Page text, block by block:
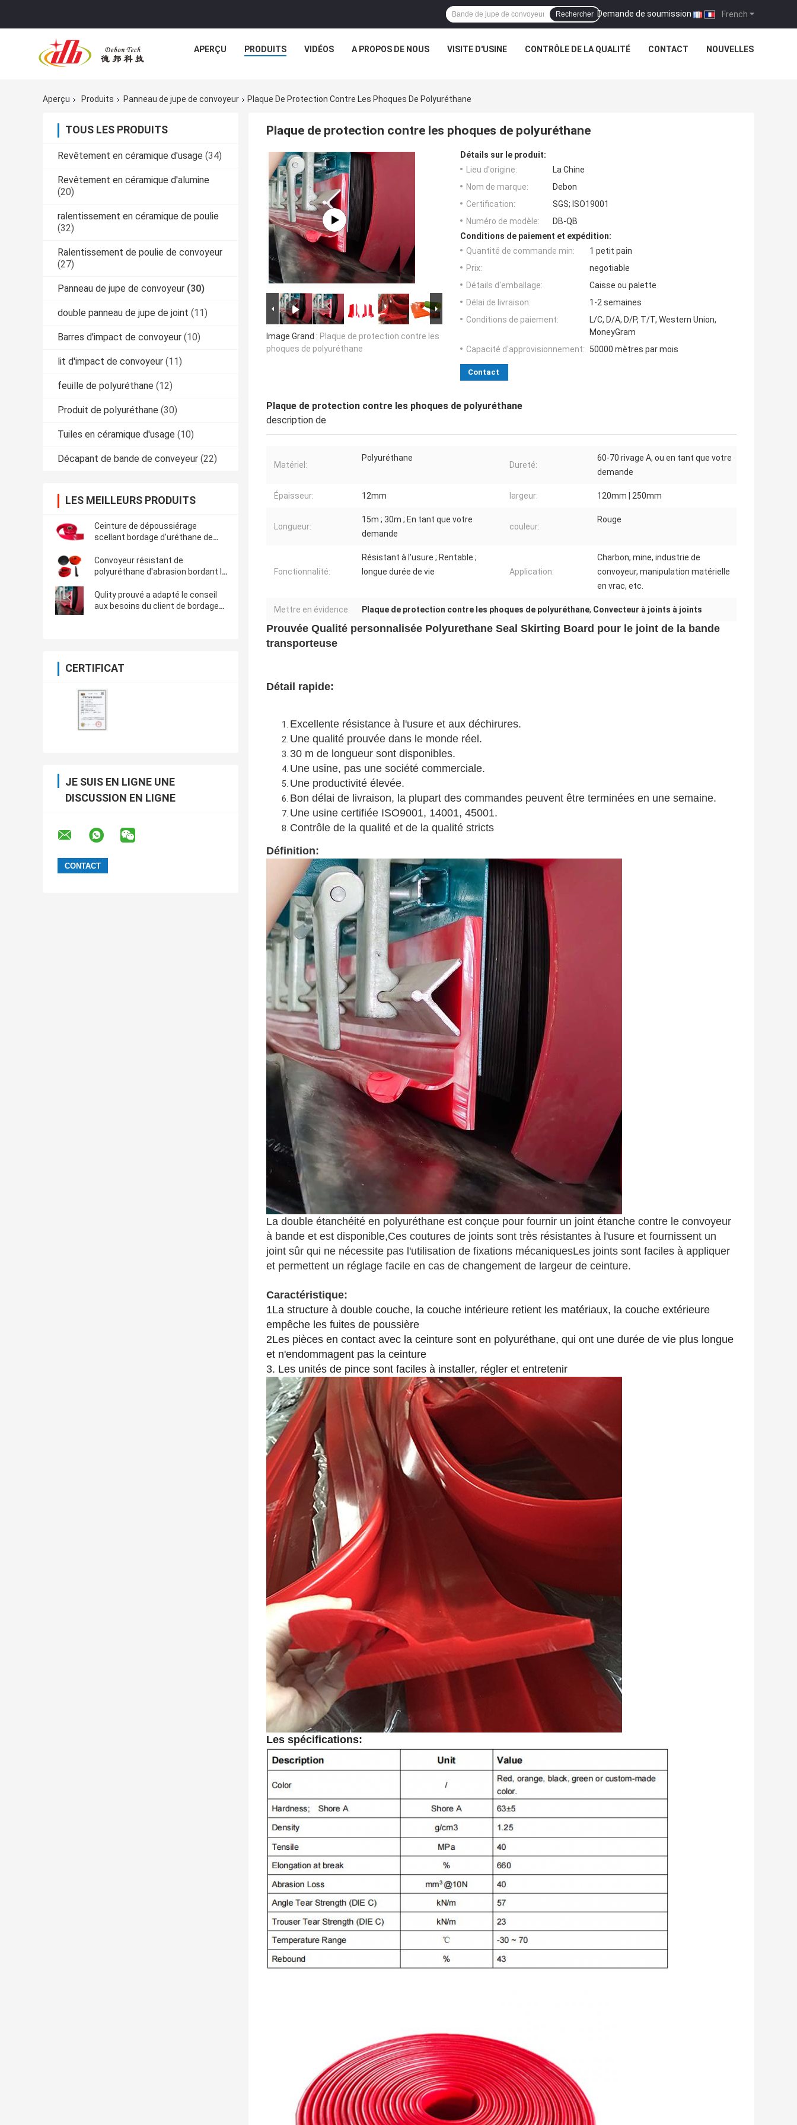
French
Demande de soumission |
Rechercher
APERÇU PRODUITS VIDÉOS A PROPOS DE NOUS VISITE D'USINE CONTRÔLE DE LA QUALITÉ CONTACT NOUVELLES
Aperçu Produits Panneau de jupe de convoyeur Plaque De Protection Contre Les Phoques De Polyuréthane
TOUS LES PRODUITS
Revêtement en céramique d'usage (34)
Revêtement en céramique d'alumine
(20)
ralentissement en céramique de poulie
(32)
Ralentissement de poulie de convoyeur
(27)
Panneau de jupe de convoyeur (30)
double panneau de jupe de joint (11)
Barres d'impact de convoyeur (10)
lit d'impact de convoyeur (11)
feuille de polyuréthane (12)
Produit de polyuréthane (30)
Tuiles en céramique d'usage (10)
Décapant de bande de conveyeur (22)
LES MEILLEURS PRODUITS
Ceinture de dépoussiérage
scellant bordage d'uréthane de
polyuréthane de convoyeur de
Skirtboard le poly
Convoyeur résistant de
polyuréthane d'abrasion bordant le
de conveyeur
Qulity prouvé a adapté le conseil
aux besoins du client de bordage
CERTIFICAT
JE SUIS EN LIGNE UNE
DISCUSSION EN LIGNE
Plaque de protection contre les phoques de polyuréthane
Image Grand : Plaque de protection contre les
phoques de polyuréthane
Détails sur le produit:
Lieu d'origine:
La Chine
Nom de marque:
Debon
Certification:
SGS; ISO19001
Numéro de modèle:
DB-QB
Conditions de paiement et expédition:
Quantité de commande min:
1 petit pain
Prix:
negotiable
Détails d'emballage:
Caisse ou palette
Délai de livraison:
1-2 semaines
Conditions de paiement:
L/C, D/A, D/P, T/T, Western Union,
MoneyGram
Capacité d'approvisionnement:
50000 mètres par mois
Contact
Plaque de protection contre les phoques de polyuréthane
description de
Matériel:
Polyuréthane
Dureté:
60-70 rivage A, ou en tant que votre
demande
Épaisseur: 12mm largeur: 120mm | 250mm
Longueur:
15m ; 30m ; En tant que votre
demande
couleur:
Rouge
Fonctionnalité:
Résistant à l'usure ; Rentable ;
longue durée de vie
Application:
Charbon, mine, industrie de
convoyeur, manipulation matérielle
en vrac, etc.
Mettre en évidence: Plaque de protection contre les phoques de polyuréthane, Convecteur à joints à joints
Prouvée Qualité personnalisée Polyurethane Seal Skirting Board pour le joint de la bande
transporteuse
Détail rapide:
Excellente résistance à l'usure et aux déchirures.
Une qualité prouvée dans le monde réel.
30 m de longueur sont disponibles.
Une usine, pas une société commerciale.
Une productivité élevée.
Bon délai de livraison, la plupart des commandes peuvent être terminées en une semaine.
Une usine certifiée ISO9001, 14001, 45001.
Contrôle de la qualité et de la qualité stricts
Définition:
La double étanchéité en polyuréthane est conçue pour fournir un joint étanche contre le convoyeur
à bande et est disponible,Ces coutures de joints sont très résistantes à l'usure et fournissent un
joint sûr qui ne nécessite pas l'utilisation de fixations mécaniquesLes joints sont faciles à appliquer
et permettent un réglage facile en cas de changement de largeur de ceinture.
Caractéristique:
1La structure à double couche, la couche intérieure retient les matériaux, la couche extérieure
empêche les fuites de poussière
2Les pièces en contact avec la ceinture sont en polyuréthane, qui ont une durée de vie plus longue
et n'endommagent pas la ceinture
3. Les unités de pince sont faciles à installer, régler et entretenir
Les spécifications: